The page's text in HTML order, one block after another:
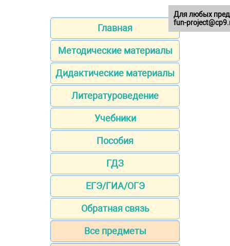
Главная
Методические материалы
Дидактические материалы
Литературоведение
Учебники
Пособия
ГДЗ
ЕГЭ/ГИА/ОГЭ
Обратная связь
Все предметы
Для любых
fun-